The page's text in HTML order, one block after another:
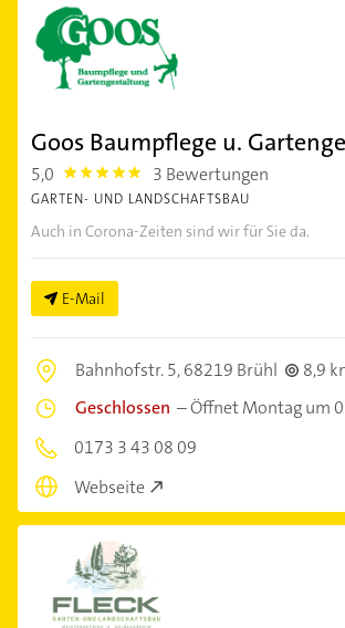
Goos Baumpflege u.
5,0 5.0 3 Bewertungen
GARTEN- UND LANDSCHAFTSBAU
Auch in Corona-Zeiten sind wir für Sie da.
E-Mail
Bahnhofstr. 5,68219 Brühl
8,9
Geschlossen –Öffnet Montag um
0173 3 43 08 09
Webseite